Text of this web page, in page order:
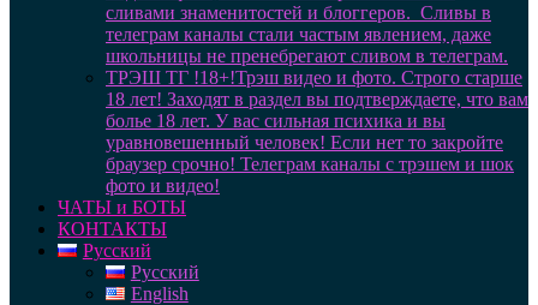
сливами знаменитостей и блоггеров. Сливы в
телеграм каналы стали частым явлением, даже
школьницы не пренебрегают сливом в телеграм.
ТРЭШ ТГ !18+!Трэш видео и фото. Строго старше
18 лет! Заходят в раздел вы подтверждаете, что вам
болье 18 лет. У вас сильная психика и вы
уравновешенный человек! Если нет то закройте
браузер срочно! Телеграм каналы с трэшем и шок
фото и видео!
ЧАТЫ и БОТЫ
КОНТАКТЫ
Русский
Русский
English